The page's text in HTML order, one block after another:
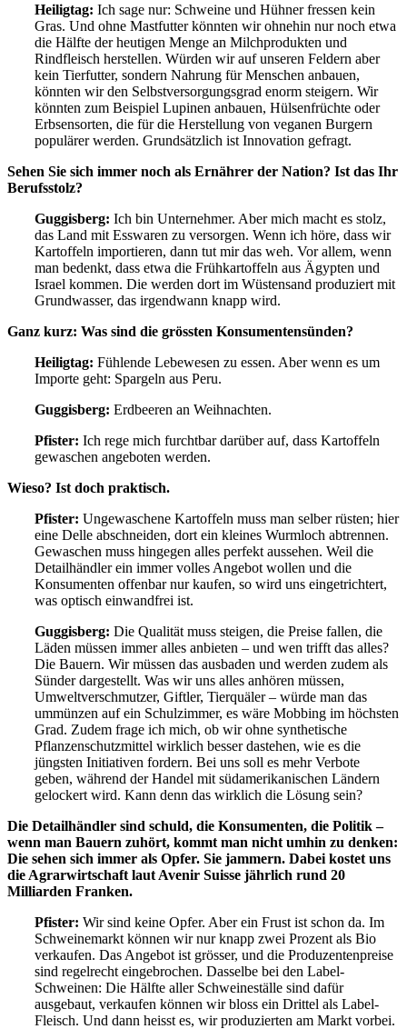
Heiligtag: Ich sage nur: Schweine und Hühner fressen kein
Gras. Und ohne Mastfutter könnten wir ohnehin nur noch etwa
die Hälfte der heutigen Menge an Milchprodukten und
Rindfleisch herstellen. Würden wir auf unseren Feldern aber
kein Tierfutter, sondern Nahrung für Menschen anbauen,
könnten wir den Selbstversorgungsgrad enorm steigern. Wir
könnten zum Beispiel Lupinen anbauen, Hülsenfrüchte oder
Erbsensorten, die für die Herstellung von veganen Burgern
populärer werden. Grundsätzlich ist Innovation gefragt.
Sehen Sie sich immer noch als Ernährer der Nation? Ist das Ihr
Berufsstolz?
Guggisberg: Ich bin Unternehmer. Aber mich macht es stolz,
das Land mit Esswaren zu versorgen. Wenn ich höre, dass wir
Kartoffeln importieren, dann tut mir das weh. Vor allem, wenn
man bedenkt, dass etwa die Frühkartoffeln aus Ägypten und
Israel kommen. Die werden dort im Wüstensand produziert mit
Grundwasser, das irgendwann knapp wird.
Ganz kurz: Was sind die grössten Konsumentensünden?
Heiligtag: Fühlende Lebewesen zu essen. Aber wenn es um
Importe geht: Spargeln aus Peru.
Guggisberg: Erdbeeren an Weihnachten.
Pfister: Ich rege mich furchtbar darüber auf, dass Kartoffeln
gewaschen angeboten werden.
Wieso? Ist doch praktisch.
Pfister: Ungewaschene Kartoffeln muss man selber rüsten; hier
eine Delle abschneiden, dort ein kleines Wurmloch abtrennen.
Gewaschen muss hingegen alles perfekt aussehen. Weil die
Detailhändler ein immer volles Angebot wollen und die
Konsumenten offenbar nur kaufen, so wird uns eingetrichtert,
was optisch einwandfrei ist.
Guggisberg: Die Qualität muss steigen, die Preise fallen, die
Läden müssen immer alles anbieten – und wen trifft das alles?
Die Bauern. Wir müssen das ausbaden und werden zudem als
Sünder dargestellt. Was wir uns alles anhören müssen,
Umweltverschmutzer, Giftler, Tierquäler – würde man das
ummünzen auf ein Schulzimmer, es wäre Mobbing im höchsten
Grad. Zudem frage ich mich, ob wir ohne synthetische
Pflanzenschutzmittel wirklich besser dastehen, wie es die
jüngsten Initiativen fordern. Bei uns soll es mehr Verbote
geben, während der Handel mit südamerikanischen Ländern
gelockert wird. Kann denn das wirklich die Lösung sein?
Die Detailhändler sind schuld, die Konsumenten, die Politik –
wenn man Bauern zuhört, kommt man nicht umhin zu denken:
Die sehen sich immer als Opfer. Sie jammern. Dabei kostet uns
die Agrarwirtschaft laut Avenir Suisse jährlich rund 20
Milliarden Franken.
Pfister: Wir sind keine Opfer. Aber ein Frust ist schon da. Im
Schweinemarkt können wir nur knapp zwei Prozent als Bio
verkaufen. Das Angebot ist grösser, und die Produzentenpreise
sind regelrecht eingebrochen. Dasselbe bei den Label-
Schweinen: Die Hälfte aller Schweineställe sind dafür
ausgebaut, verkaufen können wir bloss ein Drittel als Label-
Fleisch. Und dann heisst es, wir produzierten am Markt vorbei.